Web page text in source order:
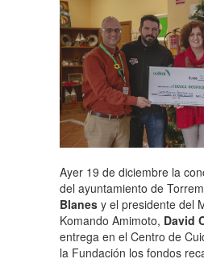
Ayer 19 de diciembre la
del ayuntamiento de
Blanes y el presidente del
Komando Amimoto, David
entrega en el Centro de
la Fundación los fondos